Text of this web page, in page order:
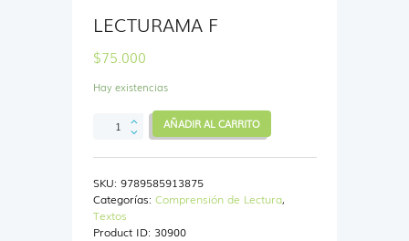
LECTURAMA F
$75.000
Hay existencias
LECTURAMA
cantidad
AÑADIR AL CARRITO
SKU: 9789585913875
Categorías: Comprensión de Lectura,
Textos
Product ID: 30900